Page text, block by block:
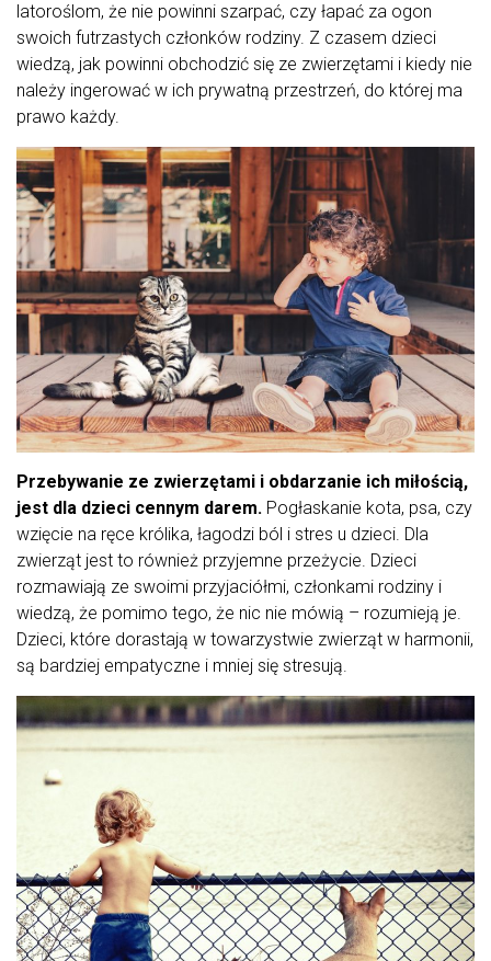
latoroślom, że nie powinni szarpać, czy łapać za ogon
swoich futrzastych członków rodziny. Z czasem dzieci
wiedzą, jak powinni obchodzić się ze zwierzętami i kiedy nie
należy ingerować w ich prywatną przestrzeń, do której ma
prawo każdy.
Przebywanie ze zwierzętami i obdarzanie ich miłością,
jest dla dzieci cennym darem. Pogłaskanie kota, psa, czy
wzięcie na ręce królika, łagodzi ból i stres u dzieci. Dla
zwierząt jest to również przyjemne przeżycie. Dzieci
rozmawiają ze swoimi przyjaciółmi, członkami rodziny i
wiedzą, że pomimo tego, że nic nie mówią – rozumieją je.
Dzieci, które dorastają w towarzystwie zwierząt w harmonii,
są bardziej empatyczne i mniej się stresują.